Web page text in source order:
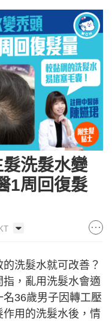
洗髮水變
1周回復髮
洗髮水就可改善？
，亂用洗髮水會適
36歲男子因轉工壓
用的洗髮水後，情